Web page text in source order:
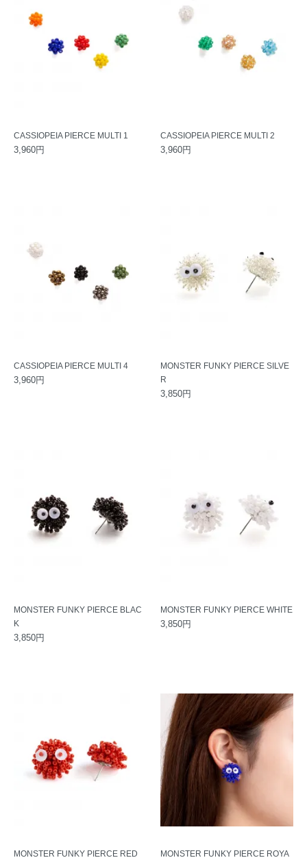
CASSIOPEIA PIERCE MULTI 1
3,960円
CASSIOPEIA PIERCE MULTI 2
3,960円
CASSIOPEIA PIERCE MULTI 4
3,960円
MONSTER FUNKY PIERCE SILVE
R
3,850円
MONSTER FUNKY PIERCE BLAC
K
3,850円
MONSTER FUNKY PIERCE WHITE
3,850円
MONSTER FUNKY PIERCE RED
MONSTER FUNKY PIERCE ROYA